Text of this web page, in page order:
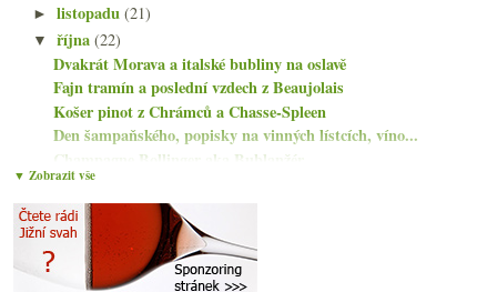
►listopadu(21)
▼října(22)
Dvakrát Morava a italské bubliny na oslavě
Fajn tramín a poslední vzdech z Beaujolais
Košer pinot z Chrámců a Chasse-Spleen
Den šampaňského, popisky na vinných lístcích, víno...
Champagne Bollinger aka Bublanžér
Co vás baví na svatomartinském?
Prosekárna s lahví slušných bublin
Autentický víkendový veltlín, ryzlink a vavřinec
Pod sto, pod devadesát…
Hedonistická Apůlie a Bordeaux okolo 200 Kč
▼ Zobrazit vše